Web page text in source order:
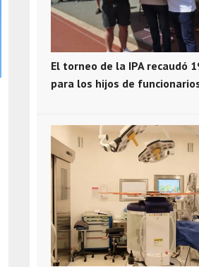
El torneo de la IPA recaudó
para los hijos de